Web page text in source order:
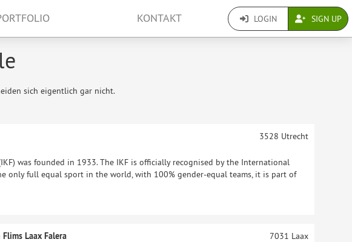
KONTAKT LOGIN SIGN UP
sich eigentlich gar nicht.
was founded in 1933. The IKF is officially recognised by the International
only full equal sport in the world, with 100% gender-equal teams, it is part of
3528 Utrecht
Laax Falera 7031 Laax